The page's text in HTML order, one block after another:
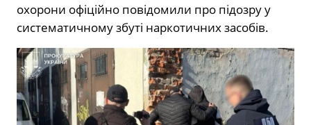
охорони офіційно повідомили про підозру у
систематичному збуті наркотичних засобів.